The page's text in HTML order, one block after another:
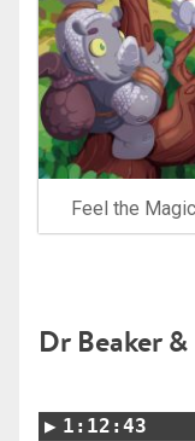
Feel the
Dr Beaker
1:12:43